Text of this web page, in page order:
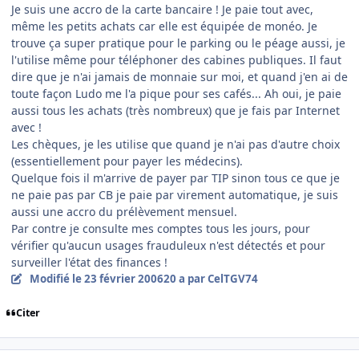
Je suis une accro de la carte bancaire ! Je paie tout avec,
même les petits achats car elle est équipée de monéo. Je
trouve ça super pratique pour le parking ou le péage aussi, je
l'utilise même pour téléphoner des cabines publiques. Il faut
dire que je n'ai jamais de monnaie sur moi, et quand j'en ai de
toute façon Ludo me l'a pique pour ses cafés... Ah oui, je paie
aussi tous les achats (très nombreux) que je fais par Internet
avec !
Les chèques, je les utilise que quand je n'ai pas d'autre choix
(essentiellement pour payer les médecins).
Quelque fois il m'arrive de payer par TIP sinon tous ce que je
ne paie pas par CB je paie par virement automatique, je suis
aussi une accro du prélèvement mensuel.
Par contre je consulte mes comptes tous les jours, pour
vérifier qu'aucun usages frauduleux n'est détectés et pour
surveiller l'état des finances !
Modifié le 23 février 200620 a par CelTGV74
Citer